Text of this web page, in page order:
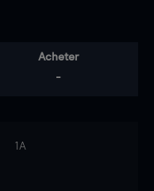
Acheter
-
1A